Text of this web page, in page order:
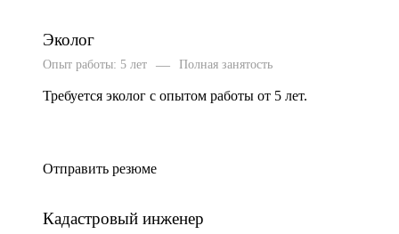
Эколог
Опыт работы: 5 лет — Полная занятость
Требуется эколог с опытом работы от 5 лет.
Отправить резюме
Кадастровый инженер